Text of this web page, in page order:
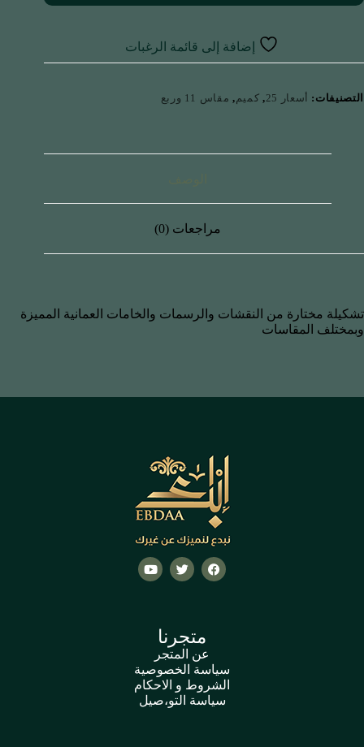
إضافة إلى قائمة الرغبات
التصنيفات: أسعار 25 , كميم , مقاس 11 وربع
مراجعات (0)
تشكيلة مختارة من النقشات والرسمات والخامات العمانية المميزة
وبمختلف المقاسات
متجرنا
عن المتجر
سياسة الخصوصية
الشروط و الاحكام
سياسة التو،صيل